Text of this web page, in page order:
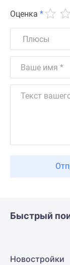
Оценка *
Быстрый
Новостройки